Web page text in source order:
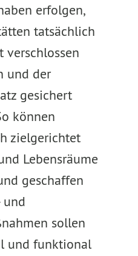
erfolgen,
tatsächlich
verschlossen
und der
gesichert
können
zielgerichtet
Lebensräume
geschaffen
und
sollen
und funktional